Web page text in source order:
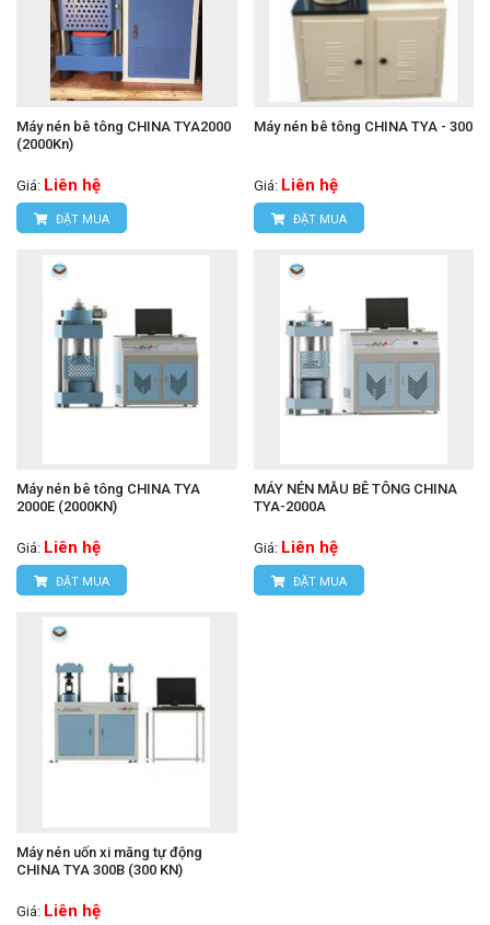
Máy nén bê tông CHINA TYA2000
(2000Kn)
Giá: Liên hệ
ĐẶT MUA
Máy nén bê tông CHINA TYA - 300
Giá: Liên hệ
ĐẶT MUA
Máy nén bê tông CHINA TYA
2000E (2000KN)
Giá: Liên hệ
ĐẶT MUA
MÁY NÉN MẪU BÊ TÔNG CHINA
TYA-2000A
Giá: Liên hệ
ĐẶT MUA
Máy nén uốn xi măng tự động
CHINA TYA 300B (300 KN)
Giá: Liên hệ